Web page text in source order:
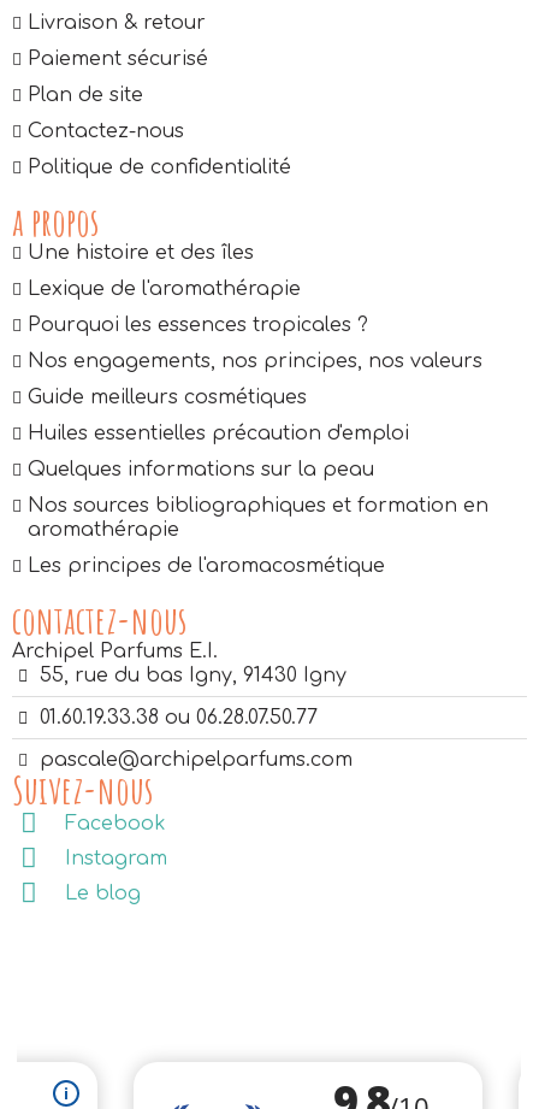
Livraison & retour
Paiement sécurisé
Plan de site
Contactez-nous
Politique de confidentialité
a propos
Une histoire et des îles
Lexique de l'aromathérapie
Pourquoi les essences tropicales ?
Nos engagements, nos principes, nos valeurs
Guide meilleurs cosmétiques
Huiles essentielles précaution d'emploi
Quelques informations sur la peau
Nos sources bibliographiques et formation en
aromathérapie
Les principes de l'aromacosmétique
contactez-nous
Archipel Parfums E.I.
55, rue du bas Igny, 91430 Igny
01.60.19.33.38 ou 06.28.07.50.77
pascale@archipelparfums.com
Suivez-nous
Facebook
Instagram
Le blog